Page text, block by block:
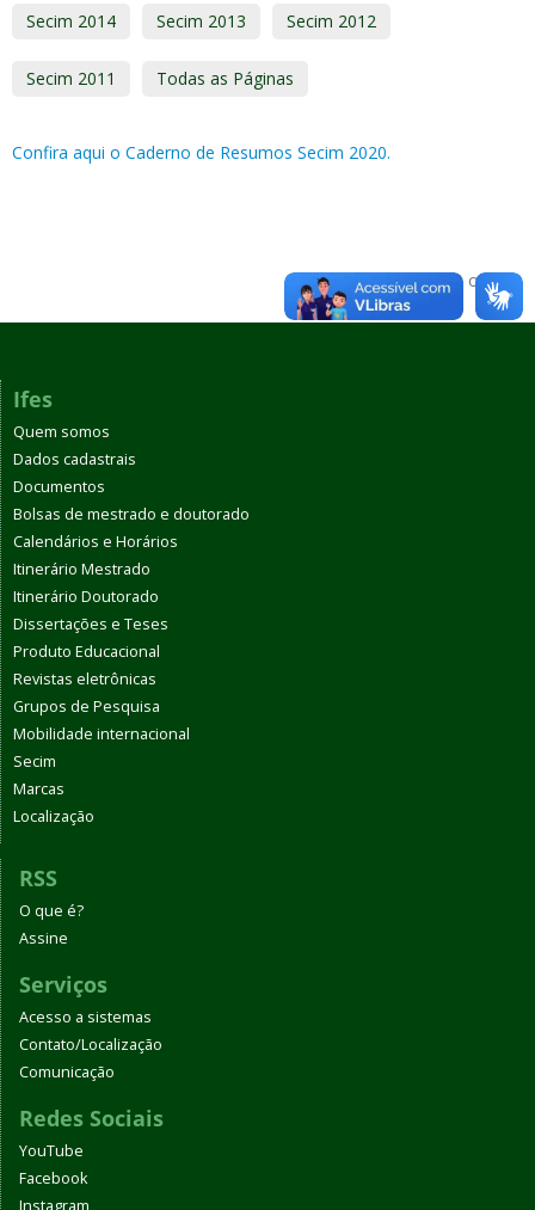
Secim 2014 Secim 2013 Secim 2012
Secim 2011 Todas as Páginas
Confira aqui o Caderno de Resumos Secim 2020.
Voltar para o topo
Ifes
Quem somos
Dados cadastrais
Documentos
Bolsas de mestrado e doutorado
Calendários e Horários
Itinerário Mestrado
Itinerário Doutorado
Dissertações e Teses
Produto Educacional
Revistas eletrônicas
Grupos de Pesquisa
Mobilidade internacional
Secim
Marcas
Localização
RSS
O que é?
Assine
Serviços
Acesso a sistemas
Contato/Localização
Comunicação
Redes Sociais
YouTube
Facebook